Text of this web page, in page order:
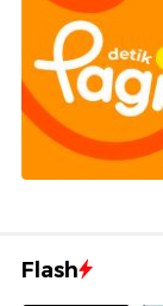
Flash